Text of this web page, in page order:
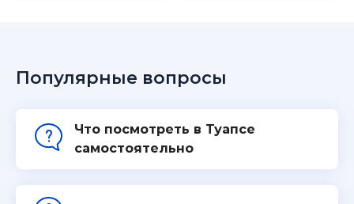
Популярные вопросы
Что посмотреть в Туапсе
самостоятельно